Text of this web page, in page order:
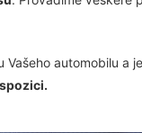
automobilu a